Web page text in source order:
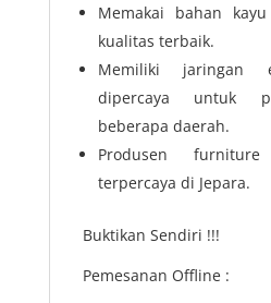
Memakai bahan
kualitas terbaik.
Memiliki jaringan
dipercaya untuk
beberapa daerah.
Produsen
terpercaya di Jepara.
Buktikan Sendiri !!!
Pemesanan Offline :